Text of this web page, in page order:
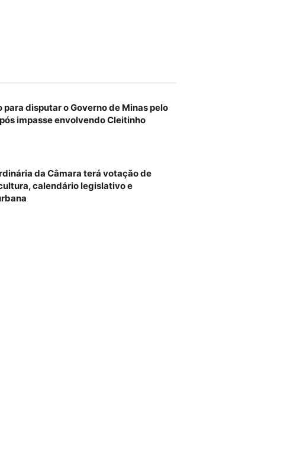
para disputar o Governo de Minas pelo
impasse envolvendo Cleitinho
da Câmara terá votação de
calendário legislativo e